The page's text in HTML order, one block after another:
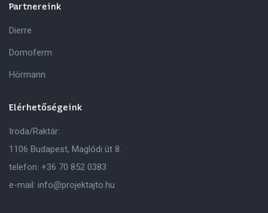
Partnereink
Dierre
Domoferm
Hörmann
Elérhetőségeink
Iroda/Raktár:
1106 Budapest, Maglódi út 8.
telefon: +36 70 852 0383
e-mail: info@projektajto.hu